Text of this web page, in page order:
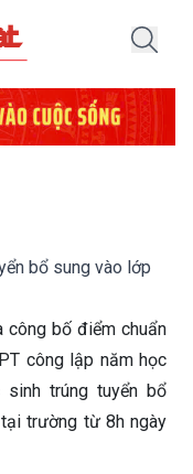
bổ sung vào lớp
bố điểm chuẩn
công lập năm học
trúng tuyển bổ
trường từ 8h ngày